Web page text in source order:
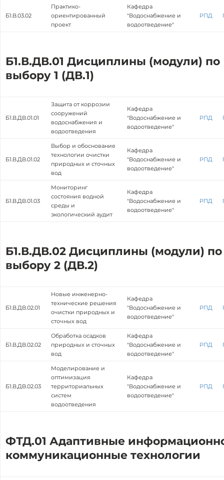
Б1.В.03.02
Практико-
ориентированный
проект
Кафедра
"Водоснабжение и
водоотведение"
РПД
Б1.В.ДВ.01 Дисциплины (модули) по
выбору 1 (ДВ.1)
Б1.В.ДВ.01.01
Защита от коррозии
сооружений
водоснабжения и
водоотведения
Кафедра
"Водоснабжение и
водоотведение"
РПД
Б1.В.ДВ.01.02
Выбор и обоснование
технологии очистки
природных и сточных
вод
Кафедра
"Водоснабжение и
водоотведение"
РПД
Б1.В.ДВ.01.03
Мониторинг
состояния водной
среды и
экологический аудит
Кафедра
"Водоснабжение и
водоотведение"
РПД
Б1.В.ДВ.02 Дисциплины (модули) по
выбору 2 (ДВ.2)
Б1.В.ДВ.02.01
Новые инженерно-
технические решения
очистки природных и
сточных вод
Кафедра
"Водоснабжение и
водоотведение"
РПД
Б1.В.ДВ.02.02
Обработка осадков
природных и сточных
вод
Кафедра
"Водоснабжение и
водоотведение"
РПД
Б1.В.ДВ.02.03
Моделирование и
оптимизация
территориальных
систем
водоотведения
Кафедра
"Водоснабжение и
водоотведение"
РПД
ФТД.01 Адаптивные
коммуникационные технологии